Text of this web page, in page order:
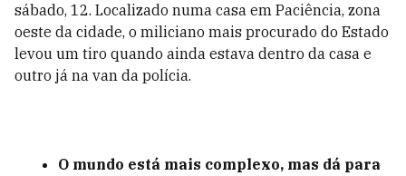
sábado, 12. Localizado numa casa em Paciência, zona
oeste da cidade, o miliciano mais procurado do Estado
levou um tiro quando ainda estava dentro da casa e
outro já na van da polícia.
O mundo está mais complexo, mas dá para